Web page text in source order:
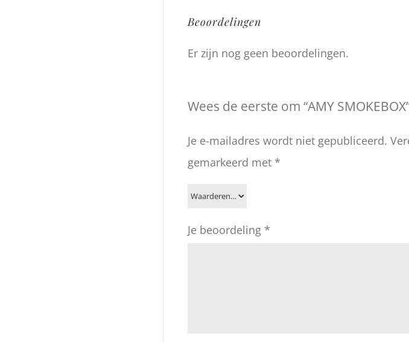
Beoordelingen
Er zijn nog geen beoordelingen.
Wees de eerste om “AMY
Je e-mailadres wordt niet gepubliceerd.
gemarkeerd met *
Je beoordeling *